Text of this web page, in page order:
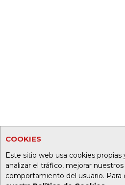
COOKIES
Este sitio web usa cookies propias
analizar el tráfico, mejorar
comportamiento del usuario. Para